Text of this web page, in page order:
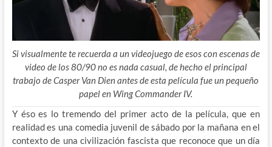
Si visualmente te recuerda a un videojuego de esos con escenas de
video de los 80/90 no es nada casual, de hecho el principal
trabajo de Casper Van Dien antes de esta película fue un pequeño
papel en Wing Commander IV.
Y éso es lo tremendo del primer acto de la película, que en
realidad es una comedia juvenil de sábado por la mañana en el
contexto de una civilización fascista que reconoce que un día